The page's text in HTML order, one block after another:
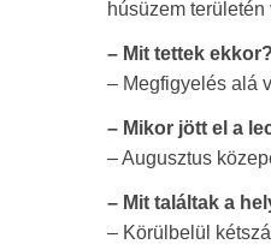
húsüzem
– Mit tettek ekkor?
– Megfigyelés alá
– Mikor jött el a
– Augusztus
– Mit találtak a
– Körülbelül